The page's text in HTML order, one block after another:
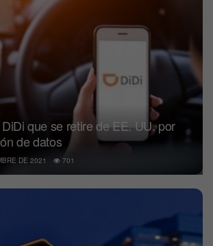
que se retire de EE. UU. por
de datos
DE 2021 701